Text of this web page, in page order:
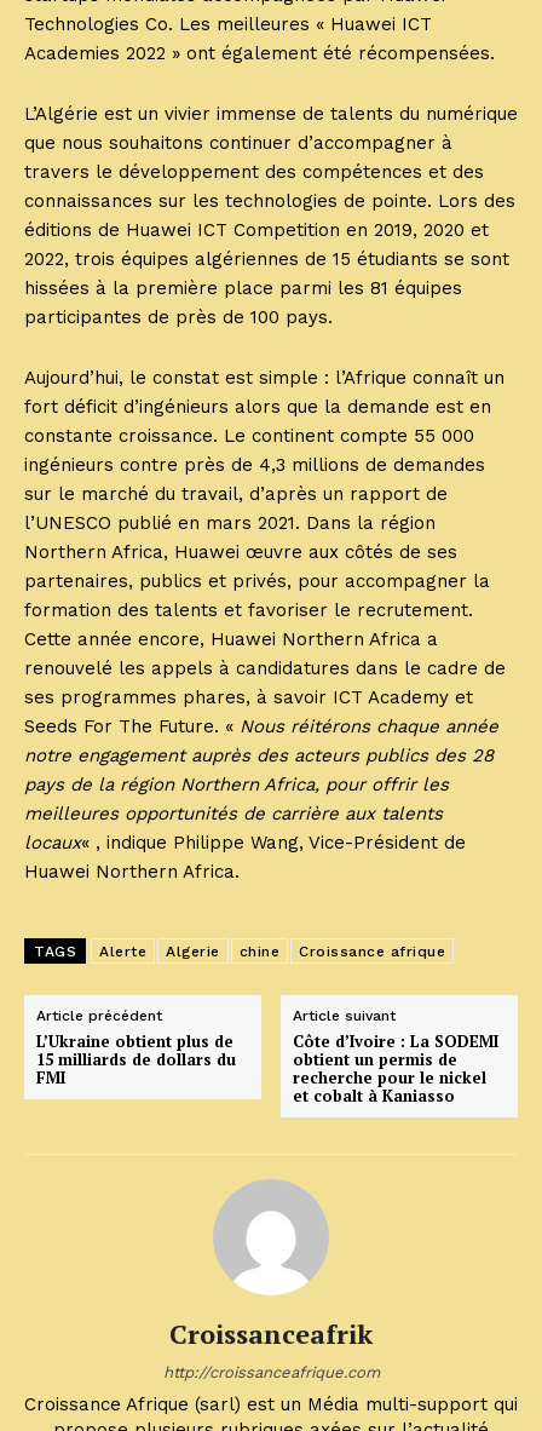
Technologies Co. Les meilleures « Huawei ICT
Academies 2022 » ont également été récompensées.
L’Algérie est un vivier immense de talents du numérique
que nous souhaitons continuer d’accompagner à
travers le développement des compétences et des
connaissances sur les technologies de pointe. Lors des
éditions de Huawei ICT Competition en 2019, 2020 et
2022, trois équipes algériennes de 15 étudiants se sont
hissées à la première place parmi les 81 équipes
participantes de près de 100 pays.
Aujourd’hui, le constat est simple : l’Afrique connaît un
fort déficit d’ingénieurs alors que la demande est en
constante croissance. Le continent compte 55 000
ingénieurs contre près de 4,3 millions de demandes
sur le marché du travail, d’après un rapport de
l’UNESCO publié en mars 2021. Dans la région
Northern Africa, Huawei œuvre aux côtés de ses
partenaires, publics et privés, pour accompagner la
formation des talents et favoriser le recrutement.
Cette année encore, Huawei Northern Africa a
renouvelé les appels à candidatures dans le cadre de
ses programmes phares, à savoir ICT Academy et
Seeds For The Future. « Nous réitérons chaque année
notre engagement auprès des acteurs publics des 28
pays de la région Northern Africa, pour offrir les
meilleures opportunités de carrière aux talents
locaux« , indique Philippe Wang, Vice-Président de
Huawei Northern Africa.
TAGS Alerte Algerie chine Croissance afrique
Article précédent
L’Ukraine obtient plus de
15 milliards de dollars du
FMI
Article suivant
Côte d’Ivoire : La SODEMI
obtient un permis de
recherche pour le nickel
et cobalt à Kaniasso
Croissanceafrik
http://croissanceafrique.com
Croissance Afrique (sarl) est un Média multi-support qui